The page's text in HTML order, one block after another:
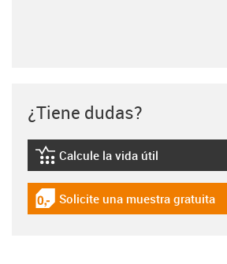
¿Tiene dudas?
igus-icon-lebensdauerrechner
Calcule la vida útil
igus-icon-gratismuster
Solicite una muestra gratuita